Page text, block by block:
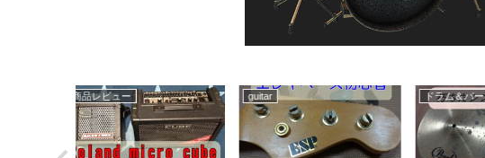
ゲーム 薄毛悩む 自己紹介